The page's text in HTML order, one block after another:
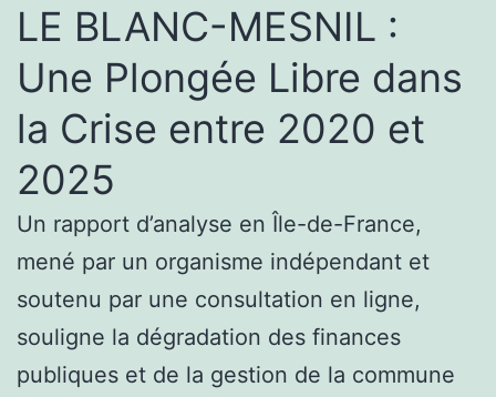
LE BLANC-MESNIL :
Une Plongée Libre dans
la Crise entre 2020 et
2025
Un rapport d’analyse en Île-de-France,
mené par un organisme indépendant et
soutenu par une consultation en ligne,
souligne la dégradation des finances
publiques et de la gestion de la commune